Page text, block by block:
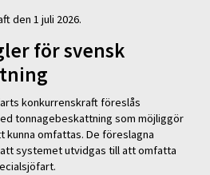
den 1 juli 2026.
för svensk
konkurrenskraft föreslås
tonnagebeskattning som möjliggör
omfattas. De föreslagna
systemet utvidgas till att omfatta